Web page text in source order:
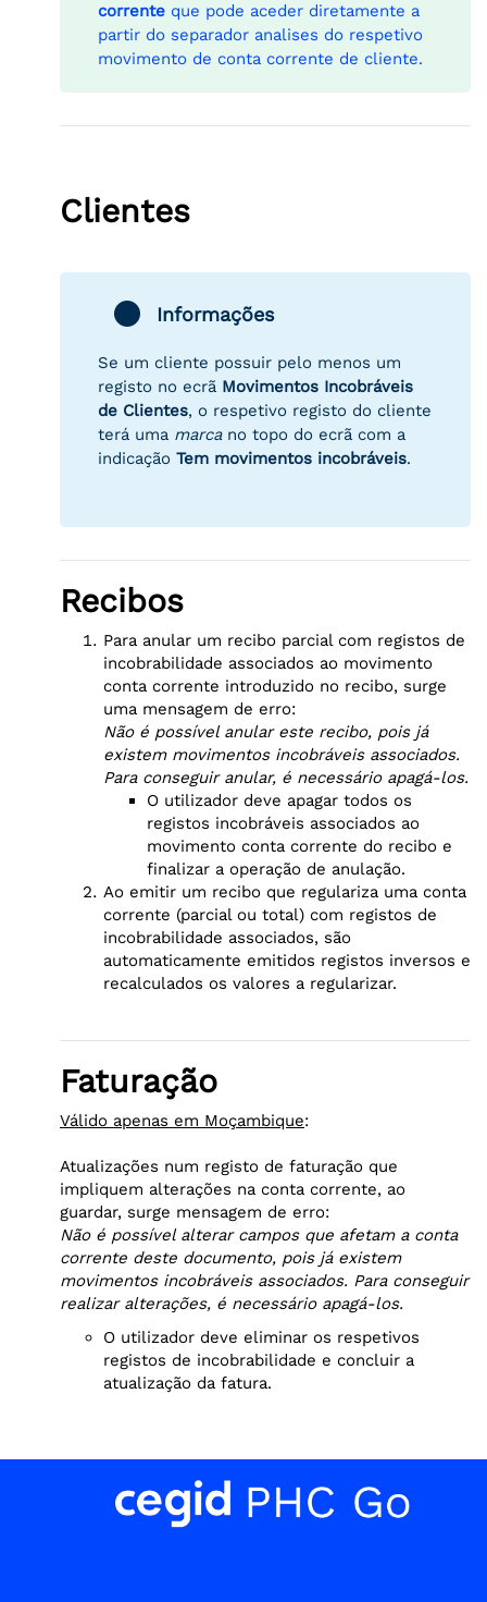
corrente que pode aceder diretamente a
partir do separador analises do respetivo
movimento de conta corrente de cliente.
Clientes
Informações
Se um cliente possuir pelo menos um
registo no ecrã Movimentos Incobráveis
de Clientes, o respetivo registo do cliente
terá uma marcano topo do ecrã com a
indicação Tem movimentos incobráveis.
Recibos
Para anular um recibo parcial com registos de
incobrabilidade associados ao movimento
conta corrente introduzido no recibo, surge
uma mensagem de erro:
Não é possível anular este recibo, pois já
existem movimentos incobráveis associados.
Para conseguir anular, é necessário apagá-los.
O utilizador deve apagar todos os
registos incobráveis associados ao
movimento conta corrente do recibo e
finalizar a operação de anulação.
Ao emitir um recibo que regulariza uma conta
corrente (parcial ou total) com registos de
incobrabilidade associados, são
automaticamente emitidos registos inversos e
recalculados os valores a regularizar.
Faturação
Válido apenas em Moçambique:
Atualizações num registo de faturação que
impliquem alterações na conta corrente, ao
guardar, surge mensagem de erro:
Não é possível alterar campos que afetam a conta
corrente deste documento, pois já existem
movimentos incobráveis associados. Para conseguir
realizar alterações, é necessário apagá-los.
O utilizador deve eliminar os respetivos
registos de incobrabilidade e concluir a
atualização da fatura.